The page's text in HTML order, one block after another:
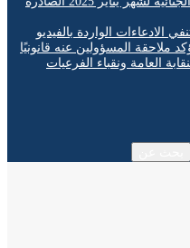
الواردة بالفيديو
المسؤولين عنه قانونيًا
ونقباء الفرعيات